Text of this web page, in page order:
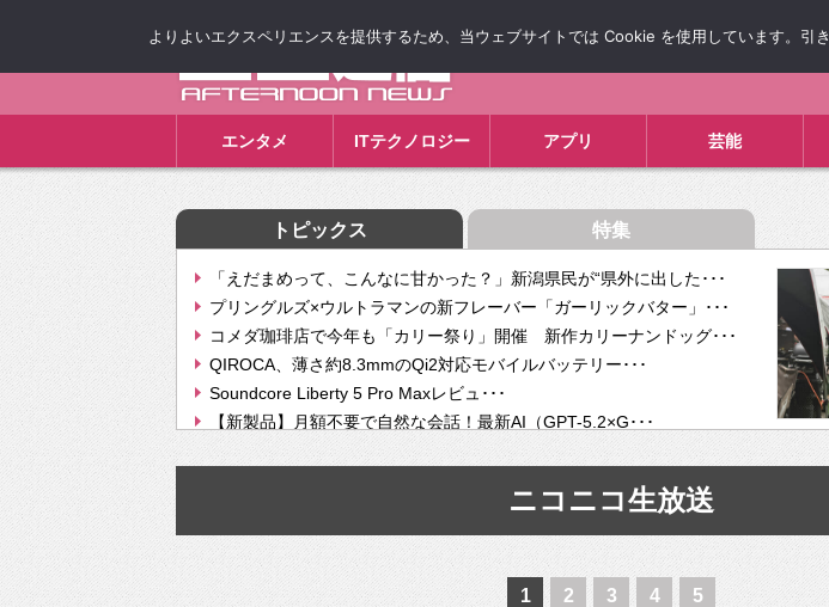
エンタメ ITテクノロジー アプリ 芸能
トピックス 特集
「えだまめって、こんなに甘かった？」新潟県民が“県外に出した･･･
プリングルズ×ウルトラマンの新フレーバー「ガーリックバター」･･･
コメダ珈琲店で今年も「カリー祭り」開催 新作カリーナンドッグ･･･
QIROCA、薄さ約8.3mmのQi2対応モバイルバッテリー･･･
Soundcore Liberty 5 Pro Maxレビュ･･･
【新製品】月額不要で自然な会話！最新AI（GPT-5.2×G･･･
【次世代の没入感と生産性】VITURE Luma Ultra･･･
挫折率8割の壁をAIで突破。ジャストシステム、”自分が今話し･･･
2026年のバレンタインは「自分で作って、想いを渡す」 TE･･･
ニコニコ生放送
1 2 3 4 5
よりよいエクスペリエンスを提供するため、当ウェブサイトでは Cookie を使用しています。引